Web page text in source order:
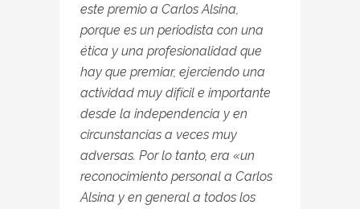
este premio a Carlos Alsina,
porque es un periodista con una
ética y una profesionalidad que
hay que premiar, ejerciendo una
actividad muy difícil e importante
desde la independencia y en
circunstancias a veces muy
adversas. Por lo tanto, era «un
reconocimiento personal a Carlos
Alsina y en general a todos los